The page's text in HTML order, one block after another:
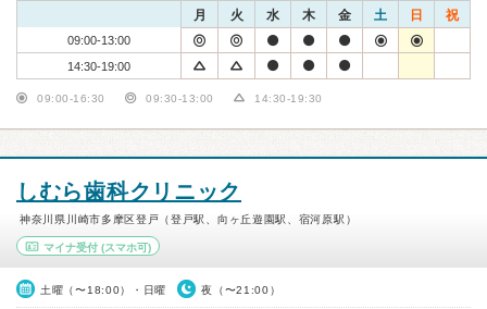
月 火 水 木 金 土 日 祝
09:00-13:00
14:30-19:00
09:00-16:30 09:30-13:00 14:30-19:30
しむら歯科クリニック
神奈川県川崎市多摩区登戸（登戸駅、向ヶ丘遊園駅、宿河原駅）
マイナ受付 (スマホ可)
土曜（〜18:00）・日曜 夜（〜21:00）